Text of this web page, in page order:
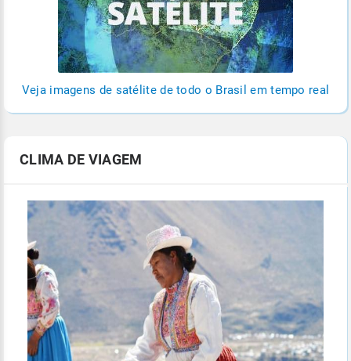
Veja imagens de satélite de todo o Brasil em tempo real
CLIMA DE VIAGEM